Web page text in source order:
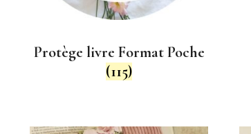
Protège livre Format Poche
(115)